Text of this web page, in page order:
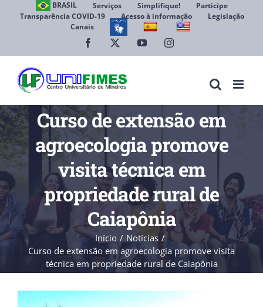
BRASIL Serviços Simplifique!
Participe
Transparência COVID-19
Acesso à informação
Legislação
Canais
Facebook YouTubeInstagram
Curso de extensão em
agroecologia promove
visita técnica em
propriedade rural de
Caiapônia
Início
Notícias
Curso de extensão em agroecologia promove visita
técnica em propriedade rural de Caiapônia